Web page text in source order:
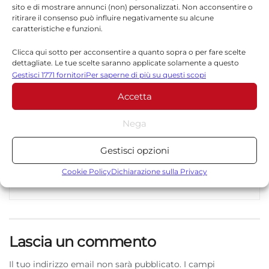
sito e di mostrare annunci (non) personalizzati. Non acconsentire o
ritirare il consenso può influire negativamente su alcune
caratteristiche e funzioni.
Clicca qui sotto per acconsentire a quanto sopra o per fare scelte
dettagliate. Le tue scelte saranno applicate solamente a questo
sito. È possibile modificare le impostazioni in qualsiasi momento,
compreso il ritiro del consenso, utilizzando i pulsanti della Cookie
Policy o cliccando sul pulsante di gestione del consenso nella parte
inferiore dello schermo.
Statistiche
Archiviare informazioni su dispositivo e/o accedervi, Misurare le
prestazioni degli annunci, Misurare le prestazioni dei contenuti,
combinazione di dati provenienti da fonti diverse.
Archiviare informazioni su dispositivo e/o accedervi, Utilizzare
dati limitati per la selezione della pubblicità, Creare profili per la
Gestisci 1771 fornitoriPer saperne di più su questi scopi
Accetta
Nega
Gestisci opzioni
Cookie PolicyDichiarazione sulla Privacy
La redazione di Quotidianodiragusa.it è composta
da giornalisti, collaboratori e professionisti
dell’informazione che ogni giorno lavorano per
accurati dedicati alla Sicilia, all’attualità, alla
team dinamico e indipendente che garantisce
qualità, tempestività e affidabilità.
Lascia un commento
Il tuo indirizzo email non sarà pubblicato. I campi